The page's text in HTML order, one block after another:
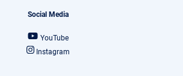
Social Media
YouTube
Instagram